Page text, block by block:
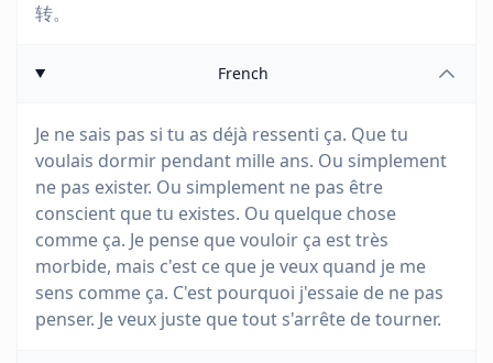
转。
French
Je ne sais pas si tu as déjà ressenti ça. Que tu
voulais dormir pendant mille ans. Ou simplement
ne pas exister. Ou simplement ne pas être
conscient que tu existes. Ou quelque chose
comme ça. Je pense que vouloir ça est très
morbide, mais c'est ce que je veux quand je me
sens comme ça. C'est pourquoi j'essaie de ne pas
penser. Je veux juste que tout s'arrête de tourner.